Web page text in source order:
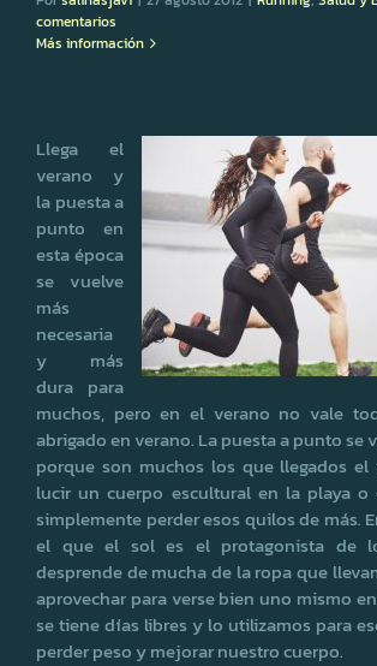
comentarios
Más información
Llega el
verano y
la puesta a
punto en
esta época
se vuelve
más
necesaria
y más
dura para
muchos, pero en el verano no vale
abrigado en verano. La puesta a punto se
porque son muchos los que llegados el
lucir un cuerpo escultural en la playa
simplemente perder esos quilos de más.
el que el sol es el protagonista de
desprende de mucha de la ropa que
aprovechar para verse bien uno mismo
se tiene días libres y lo utilizamos para
perder peso y mejorar nuestro cuerpo.